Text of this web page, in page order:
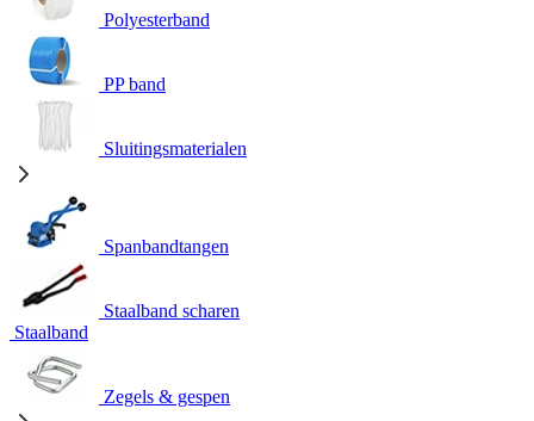
Polyesterband
PP band
Sluitingsmaterialen
Spanbandtangen
Staalband scharen
Staalband
Zegels & gespen